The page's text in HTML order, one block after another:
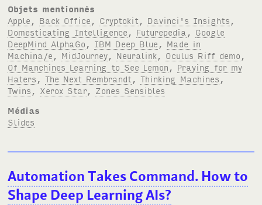
Objets mentionnés
Apple , Back Office , Cryptokit , Davinci's Insights ,
Domesticating Intelligence , Futurepedia , Google
DeepMind AlphaGo , IBM Deep Blue , Made in
Machina/e , MidJourney, Neuralink, Oculus Riff demo ,
Of Manchines Learning to See Lemon , Praying for my
Haters ,The Next Rembrandt ,Thinking Machines ,
Twins , Xerox Star, Zones Sensibles
Médias
Slides
Automation Takes Command. How to
Shape Deep Learning AIs?